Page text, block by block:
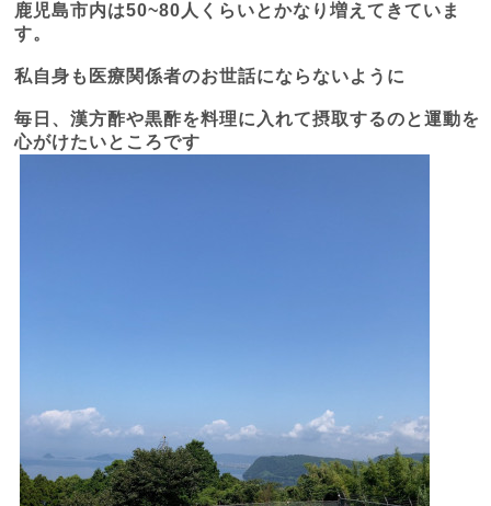
鹿児島市内は50~80人くらいとかなり増えてきていま
す。
私自身も医療関係者のお世話にならないように
毎日、漢方酢や黒酢を料理に入れて摂取するのと運動を
心がけたいところです